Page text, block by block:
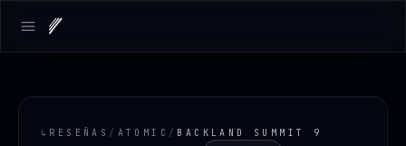
Open main menu
↳ RESEÑAS / ATOMIC / BACKLAND SUMMIT 9